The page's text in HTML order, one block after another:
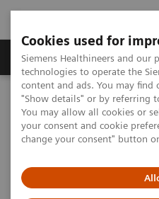
Cookies used for
Siemens Healthineers and our
technologies to operate the
content and ads. You may
"Show details" or by referring
You may allow all cookies or
your consent and cookie
change your consent" button
Grupy Produktów
Siemens Healthineers Polska
KONKURS: Stwórzmy
magnetycznego